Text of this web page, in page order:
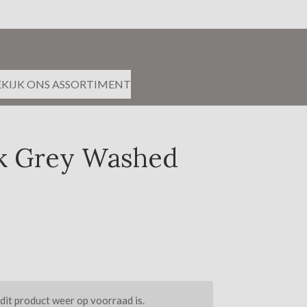
ONS ASSORTIMENT
Grey Washed
product weer op voorraad is.